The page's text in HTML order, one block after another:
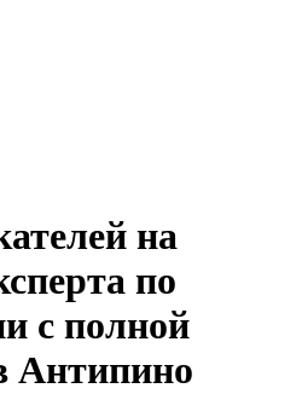
на
по
с полной
Антипино